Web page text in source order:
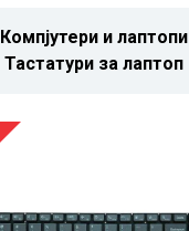
Компјутери и лаптопи
Тастатури за лаптоп